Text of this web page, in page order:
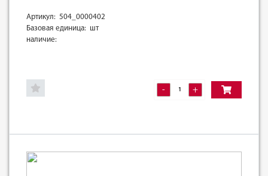
Артикул: 504_0000402
Базовая единица: шт
наличие:
- +